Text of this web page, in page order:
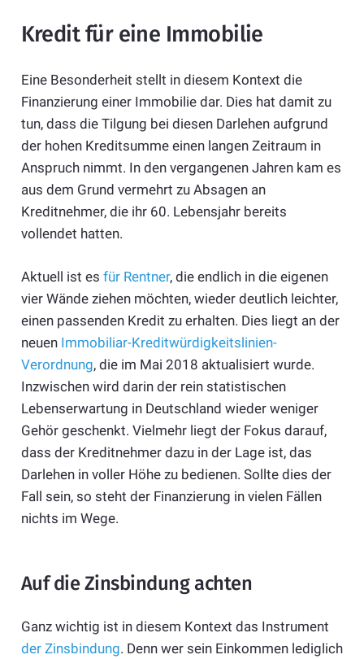
Kredit für eine Immobilie
Eine Besonderheit stellt in diesem Kontext die
Finanzierung einer Immobilie dar. Dies hat damit zu
tun, dass die Tilgung bei diesen Darlehen aufgrund
der hohen Kreditsumme einen langen Zeitraum in
Anspruch nimmt. In den vergangenen Jahren kam es
aus dem Grund vermehrt zu Absagen an
Kreditnehmer, die ihr 60. Lebensjahr bereits
vollendet hatten.
Aktuell ist es für Rentner, die endlich in die eigenen
vier Wände ziehen möchten, wieder deutlich leichter,
einen passenden Kredit zu erhalten. Dies liegt an der
neuen Immobiliar-Kreditwürdigkeitslinien-
Verordnung, die im Mai 2018 aktualisiert wurde.
Inzwischen wird darin der rein statistischen
Lebenserwartung in Deutschland wieder weniger
Gehör geschenkt. Vielmehr liegt der Fokus darauf,
dass der Kreditnehmer dazu in der Lage ist, das
Darlehen in voller Höhe zu bedienen. Sollte dies der
Fall sein, so steht der Finanzierung in vielen Fällen
nichts im Wege.
Auf die Zinsbindung achten
Ganz wichtig ist in diesem Kontext das Instrument
der Zinsbindung. Denn wer sein Einkommen lediglich